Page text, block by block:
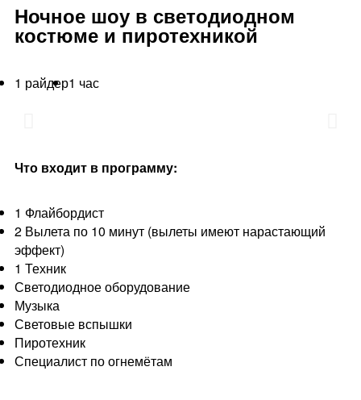
Ночное шоу в светодиодном
костюме и пиротехникой
1 райдер1 час
Что входит в программу:
1 Флайбордист
2 Вылета по 10 минут (вылеты имеют нарастающий
эффект)
1 Техник
Светодиодное оборудование
Музыка
Световые вспышки
Пиротехник
Специалист по огнемётам